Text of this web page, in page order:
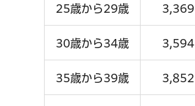
25歳から29歳 3,369
30歳から34歳 3,594
35歳から39歳 3,852